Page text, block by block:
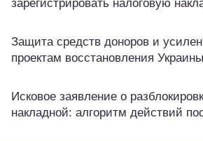
зарегистрировать налоговую
Защита средств доноров и
проектам восстановления Украины
Исковое заявление о
накладной: алгоритм действий